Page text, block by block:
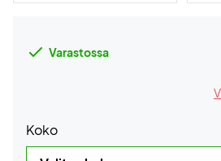
Varastossa
Koko